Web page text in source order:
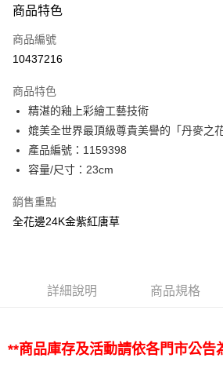
商品特色
商品編號
10437216
商品特色
精湛的釉上彩繪工藝技術
媲美全世界最頂級尊貴美譽的「丹麥之
產品編號：1159398
容量/尺寸：23cm
銷售重點
全花邊24K金紫紅唐草
詳細說明 商品規格
**商品庫存及活動請依各門市公告